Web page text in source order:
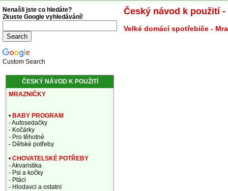
Český návod k použití -
Velké domácí spotřebiče -
Nenašli jste co hledáte?
Zkuste Google vyhledávání!
Custom Search
ČESKÝ NÁVOD K POUŽITÍ
MRAZNIČKY
• BABY PROGRAM
- Autosedačky
- Kočárky
- Pro těhotné
- Dětské potřeby
• CHOVATELSKÉ POTŘEBY
- Akvaristika
- Psi a kočky
- Ptáci
- Hlodavci a ostatní